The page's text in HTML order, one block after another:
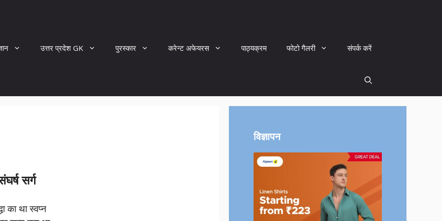
उत्तर प्रदेश GK पुरस्कार करेन्ट अफेयरस पाठ्यक्रम फोटो गैलरी संपर्क करें
सर्ग
का था स्वप्न
विज्ञापन